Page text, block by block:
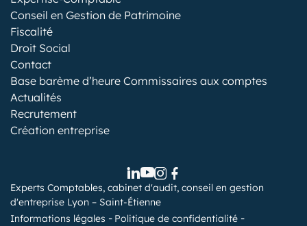
Conseil en Gestion de Patrimoine
Fiscalité
Droit Social
Contact
Base barème d’heure Commissaires aux comptes
Actualités
Recrutement
Création entreprise
Experts Comptables, cabinet d'audit, conseil en gestion
d'entreprise Lyon – Saint-Étienne
Informations légales
Politique de confidentialité